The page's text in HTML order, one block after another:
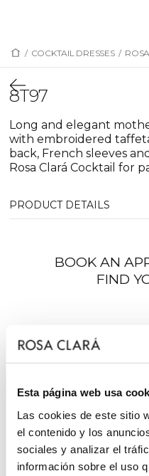
Esta página web usa
Las cookies de este sitio
el contenido y los
sociales y analizar el
información sobre el uso
/ COCKTAIL DRESSES /
8T97
Long and elegant
with embroidered
back, French sleeves
Rosa Clará Cocktail for
PRODUCT DETAILS
BOOK AN
FIND